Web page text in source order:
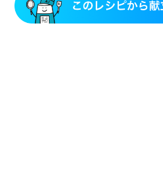
妊婦健診・体重増加が気になる（初期）
妊婦健診・血圧が気になる（初期）